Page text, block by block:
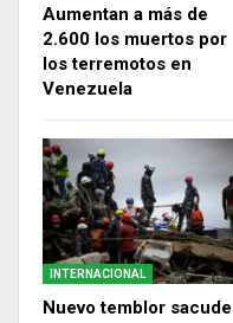
Aumentan a más de
2.600 los muertos por
los terremotos en
Venezuela
INTERNACIONAL
Nuevo temblor sacude